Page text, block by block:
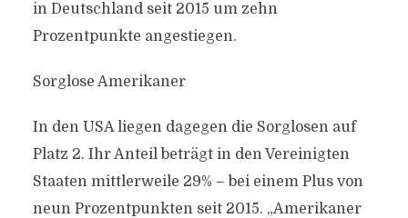
in Deutschland seit 2015 um zehn
Prozentpunkte angestiegen.
Sorglose Amerikaner
In den USA liegen dagegen die Sorglosen auf
Platz 2. Ihr Anteil beträgt in den Vereinigten
Staaten mittlerweile 29% – bei einem Plus von
neun Prozentpunkten seit 2015. „Amerikaner